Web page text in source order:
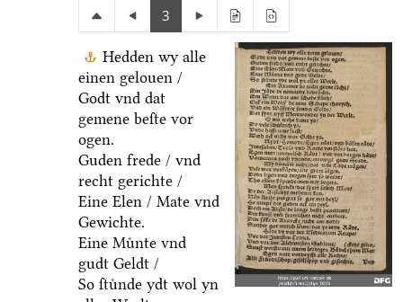
3
Hedden wy alle
einen gelouen /
Godt vnd dat
gemene beſte vor
ogen.
Guden frede / vnd
recht gerichte /
Eine Elen / Mate vnd
Gewichte.
Eine Muͤnte vnd
gudt Geldt /
So ſtuͤnde ydt wol yn